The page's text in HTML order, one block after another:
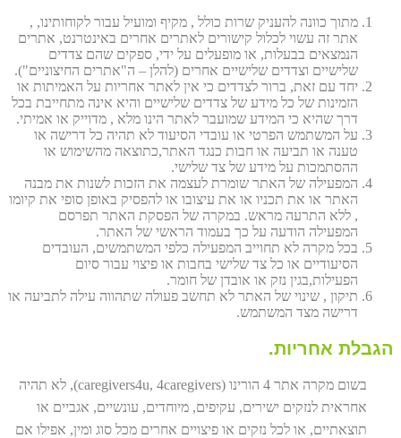
מתוך כוונה להעניק שרות כולל , מקיף ומועיל עבור לקוחותינו, ,
אתר זה עשוי לכלול קישורים לאתרים אחרים באינטרנט, אתרים
הנמצאים בבעלות, או מופעלים על ידי, ספקים שהם צדדים
שלישיים וצדדים שלישיים אחרים (להלן – ה"אתרים החיצוניים").
יחד עם זאת, ברור לצדדים כי אין לאתר אחריות על האמיתות או
הזמינות של כל מידע של צדדים שלישיים והיא אינה מתחייבת בכל
דרך שהיא כי המידע שמועבר לאתר הינו מלא , מדוייק או אמיתי.
על המשתמש הפרטי או עובדי הסיעוד לא תהיה כל דרישה או
טענה או תביעה או חבות כנגד האתר,כתוצאה מהשימוש או
ההסתמכות על מידע של צד שלישי.
המפעילה של האתר שומרת לעצמה את הזכות לשנות את מבנה
האתר או את תכניו או את עיצובו או להפסיק באופן סופי את קיומו
, ללא התרעה מראש. במקרה של הפסקת האתר תפרסם
המפעילה הודעה על כך בעמוד הראשי של האתר.
בכל מקרה לא תחוייב המפעילה כלפי המשתמשים, העובדים
הסיעודיים או כל צד שלישי בחבות או פיצוי עבור סיום
הפעילות,בגין נזק או אובדן של חומר.
תיקון , שינוי של האתר לא תחשב פעולה שתהווה עילה לתביעה או
דרישה מצד המשתמש.
הגבלת אחריות.
בשום מקרה אתר 4 הורינו (caregivers4u, 4caregivers), לא תהיה
אחראית לנזקים ישירים, עקיפים, מיוחדים, עונשיים, אגביים או
תוצאתיים, או לכל נזקים או פיצויים אחרים מכל סוג ומין, אפילו אם